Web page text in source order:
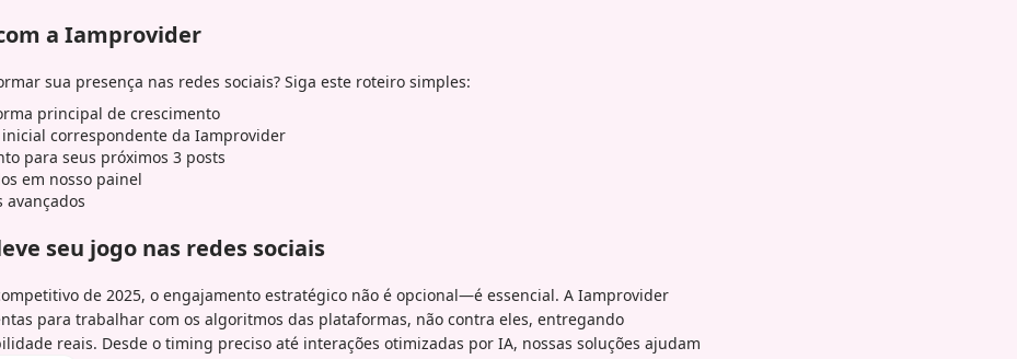
a Iamprovider
sua presença nas redes sociais? Siga este roteiro simples:
principal de crescimento
inicial correspondente da Iamprovider
para seus próximos 3 posts
em nosso painel
avançados
seu jogo nas redes sociais
de 2025, o engajamento estratégico não é opcional—é essencial. A Iamprovider
para trabalhar com os algoritmos das plataformas, não contra eles, entregando
reais. Desde o timing preciso até interações otimizadas por IA, nossas soluções ajudam